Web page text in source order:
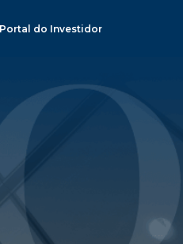
Portal do Investidor